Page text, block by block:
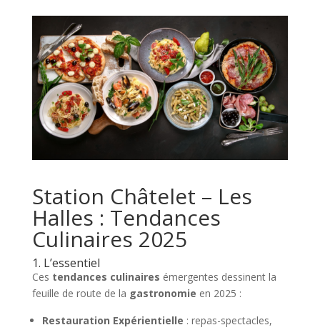
Station Châtelet – Les
Halles : Tendances
Culinaires 2025
1. L’essentiel
Ces tendances culinaires émergentes dessinent la
feuille de route de la gastronomie en 2025 :
Restauration Expérientielle : repas-spectacles,